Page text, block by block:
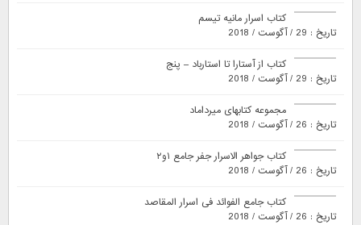
کتاب اسرار مانیه تیسم
تاریخ : 29 / آگوست / 2018
کتاب از آستارا تا استارباد – پنج
تاریخ : 29 / آگوست / 2018
مجموعه کتابهای میرداماد
تاریخ : 26 / آگوست / 2018
کتاب جواهر الاسرار جفر جامع ۱و۲
تاریخ : 26 / آگوست / 2018
کتاب جامع الفوائد فی اسرار المقاصد
تاریخ : 26 / آگوست / 2018